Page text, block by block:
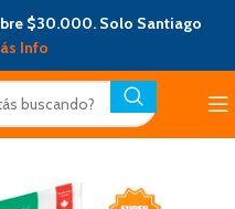
$30.000. Solo Santiago
Info